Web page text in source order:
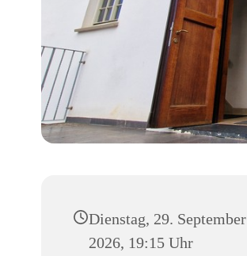
Dienstag, 29. September
2026, 19:15 Uhr